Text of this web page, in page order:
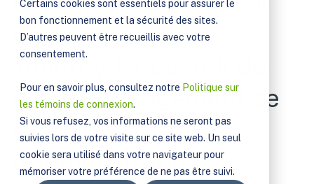
Certains cookies sont essentiels pour assurer le
bon fonctionnement et la sécurité des sites.
D’autres peuvent être recueillis avec votre
consentement.
Pour en savoir plus, consultez notre Politique sur
les témoins de connexion.
Si vous refusez, vos informations ne seront pas
suivies lors de votre visite sur ce site web. Un seul
cookie sera utilisé dans votre navigateur pour
mémoriser votre préférence de ne pas être suivi.
d'administration -
Timothy J. Cesarek de
Waste Management se
joint au conseil
d'administration